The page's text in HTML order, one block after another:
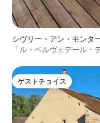
シヴリー・アン・モンタ
「ル・ベルヴェデール・
ゲストチョイス
ゲストチョイス